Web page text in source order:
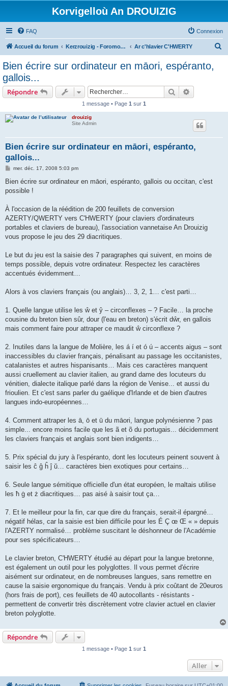
Korvigelloù An DROUIZIG
FAQ Connexion
Accueil du forum Kerzrouizig - Foromoù An Drouizig Ar c'hlavier C'HWERTY
Bien écrire sur ordinateur en māori, espéranto,
gallois...
Répondre Rechercher
1 message • Page 1 sur 1
drouizig
Site Admin
Bien écrire sur ordinateur en māori, espéranto,
gallois...
M
s
a
mer. déc. 17, 2008 5:03 pm
Bien écrire sur ordinateur en māori, espéranto, gallois ou occitan, c'est
possible !
À l'occasion de la réédition de 200 feuillets de conversion
AZERTY/QWERTY vers C'HWERTY (pour claviers d'ordinateurs
portables et claviers de bureau), l'association vannetaise An Drouizig
vous propose le jeu des 29 diacritiques.
Le but du jeu est la saisie des 7 paragraphes qui suivent, en moins de
temps possible, depuis votre ordinateur. Respectez les caractères
accentués évidemment…
Alors à vos claviers français (ou anglais)… 3, 2, 1… c'est parti…
1. Quelle langue utilise les ŵ et ŷ – circonflexes – ? Facile… la proche
cousine du breton bien sûr, dour (l'eau en breton) s'écrit dŵr, en gallois
mais comment faire pour attraper ce maudit ŵ circonflexe ?
2. Inutiles dans la langue de Molière, les á í et ó ú – accents aigus – sont
inaccessibles du clavier français, pénalisant au passage les occitanistes,
catalanistes et autres hispanisants… Mais ces caractères manquent
aussi cruellement au clavier italien, au grand dame des locuteurs du
vénitien, dialecte italique parlé dans la région de Venise... et aussi du
frioulien. Et c'est sans parler du gaélique d'Irlande et de bien d'autres
langues indo-européennes…
4. Comment attraper les ā, ō et ū du māori, langue polynésienne ? pas
simple... encore moins facile que les ã et õ du portugais... décidemment
les claviers français et anglais sont bien indigents…
5. Prix spécial du jury à l'espéranto, dont les locuteurs peinent souvent à
saisir les ĉ ĝ ĥ ĵ ŭ… caractères bien exotiques pour certains…
6. Seule langue sémitique officielle d'un état européen, le maltais utilise
les ħ ġ et ż diacritiques… pas aisé à saisir tout ça…
7. Et le meilleur pour la fin, car que dire du français, serait-il épargné…
négatif hélas, car la saisie est bien difficile pour les É Ç œ Œ « » depuis
l'AZERTY normalisé… problème suscitant le déshonneur de l'Académie
pour ses spécificateurs…
Le clavier breton, C'HWERTY étudié au départ pour la langue bretonne,
est également un outil pour les polyglottes. Il vous permet d'écrire
aisément sur ordinateur, en de nombreuses langues, sans remettre en
cause la saisie ergonomique du français. Vendu à prix coûtant de 20euros
(hors frais de port), ces feuillets de 40 autocollants - résistants -
permettent de convertir très discrètement votre clavier actuel en clavier
breton polyglotte.
Répondre
1 message • Page 1 sur 1
Aller